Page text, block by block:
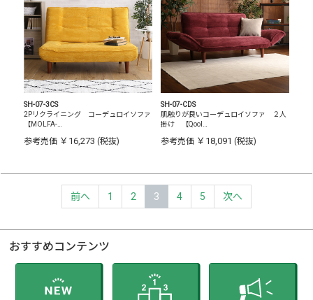
SH-07-3CS
2Pリクライニング コーデュロイソファ
【MOLFA-…
参考売価 ￥16,273 (税抜)
SH-07-CDS
肌触りが良いコーデュロイソファ ２人
掛け 【Qool…
参考売価 ￥18,091 (税抜)
前へ 1 2 3 4 5 次へ
おすすめコンテンツ